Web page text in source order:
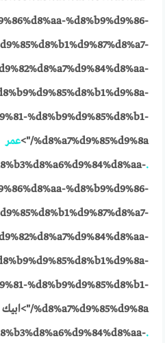
%d8%b9%d9%86-
%d8%b9%d9%85%d8%b1-
%d8%a7%d9%85%d9%8a/">
عمر
.
%d8%b9%d9%86-
%d8%b9%d9%85%d8%b1-
%d8%a7%d9%85%d9%8a/">ابيك
.